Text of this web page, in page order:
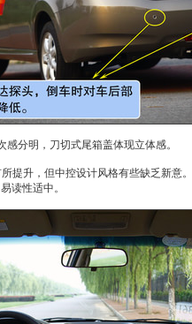
分明，刀切式尾箱盖体现立体感。
提升，但中控设计风格有些缺乏新意。
读性适中。